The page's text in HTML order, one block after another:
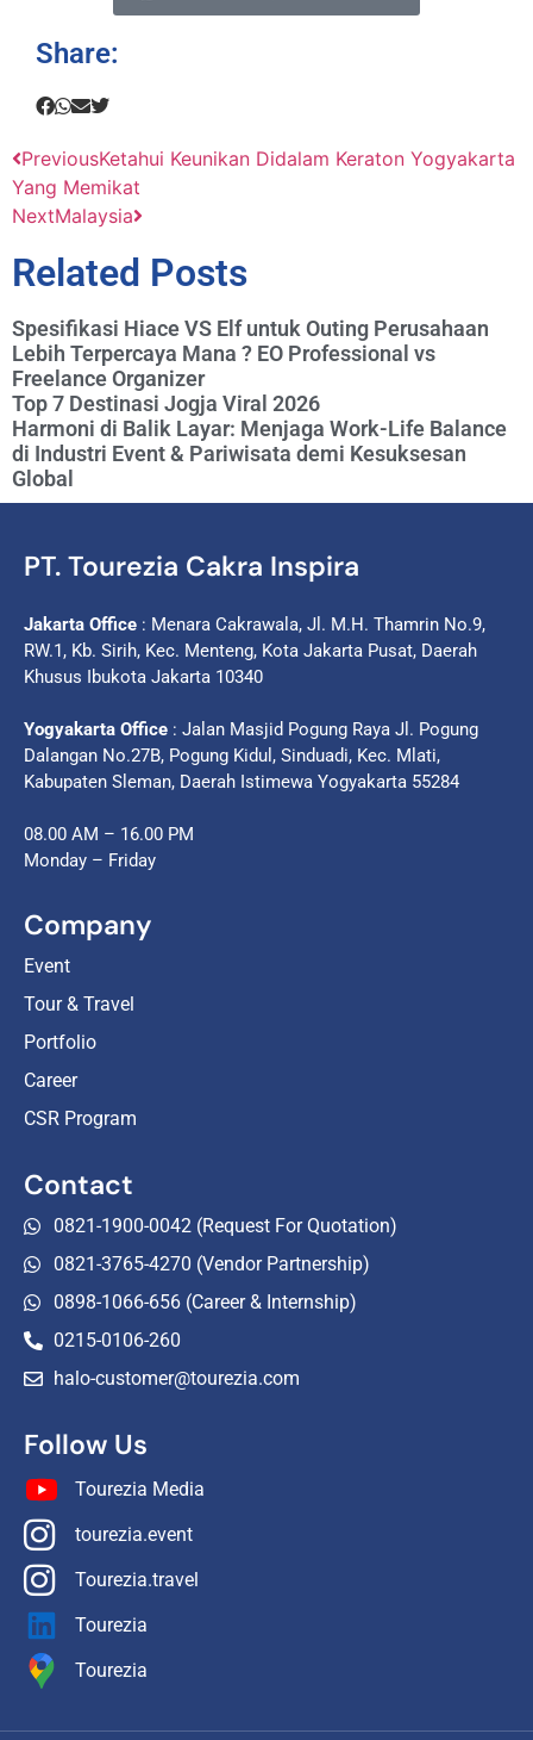
Share:
PreviousKetahui Keunikan Didalam Keraton Yogyakarta
Yang Memikat
NextMalaysia
Related Posts
Spesifikasi Hiace VS Elf untuk Outing Perusahaan
Lebih Terpercaya Mana ? EO Professional vs
Freelance Organizer
Top 7 Destinasi Jogja Viral 2026
Harmoni di Balik Layar: Menjaga Work-Life Balance
di Industri Event & Pariwisata demi Kesuksesan
Global
PT. Tourezia Cakra Inspira
Jakarta Office : Menara Cakrawala, Jl. M.H. Thamrin No.9,
RW.1, Kb. Sirih, Kec. Menteng, Kota Jakarta Pusat, Daerah
Khusus Ibukota Jakarta 10340
Yogyakarta Office : Jalan Masjid Pogung Raya Jl. Pogung
Dalangan No.27B, Pogung Kidul, Sinduadi, Kec. Mlati,
Kabupaten Sleman, Daerah Istimewa Yogyakarta 55284
08.00 AM – 16.00 PM
Monday – Friday
Company
Event
Tour & Travel
Portfolio
Career
CSR Program
Contact
0821-1900-0042 (Request For Quotation)
0821-3765-4270 (Vendor Partnership)
0898-1066-656 (Career & Internship)
0215-0106-260
halo-customer@tourezia.com
Follow Us
Tourezia Media
tourezia.event
Tourezia.travel
Tourezia
Tourezia